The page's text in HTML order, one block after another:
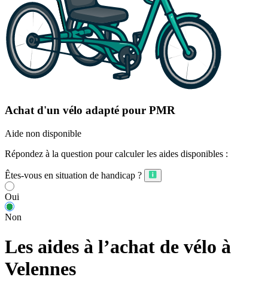
Achat d'un vélo adapté pour PMR
Aide non disponible
Répondez à la question pour calculer les aides disponibles :
Êtes-vous en situation de handicap ?
Oui
Non
Les aides à l’achat de vélo à
Velennes